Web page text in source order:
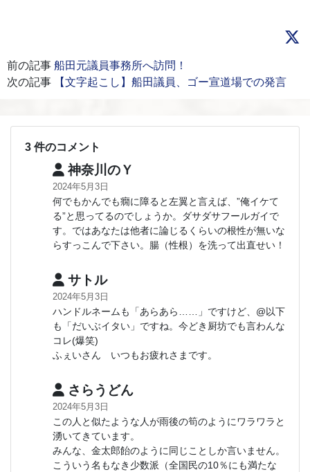
前の記事 船田元議員事務所へ訪問！
次の記事
【文字起こし】船田議員、ゴー宣道場での発言
3 件のコメント
神奈川のＹ
2024年5月3日
何でもかんでも癇に障ると左翼と言えば、”俺イケて
る”と思ってるのでしょうか。ダサダサフールガイで
す。ではあなたは他者に論じるくらいの根性が無いな
らすっこんで下さい。腸（性根）を洗って出直せい！
サトル
2024年5月3日
ハンドルネームも「あらあら……」ですけど、@以下
も「だいぶイタい」ですね。今どき厨坊でも言わんな
コレ(爆笑)
ふぇいさん いつもお疲れさまです。
さらうどん
2024年5月3日
この人と似たような人が雨後の筍のようにワラワラと
湧いてきています。
みんな、金太郎飴のように同じことしか言いません。
こういう名もなき少数派（全国民の10％にも満たな